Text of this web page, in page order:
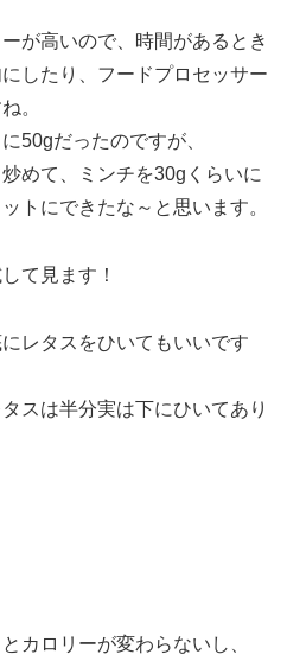
が高いので、時間があるとき
したり、フードプロセッサー
。
50gだったのですが、
めて、ミンチを30gくらいに
トにできたな～と思います。
て見ます！
レタスをひいてもいいです
スは半分実は下にひいてあり
カロリーが変わらないし、